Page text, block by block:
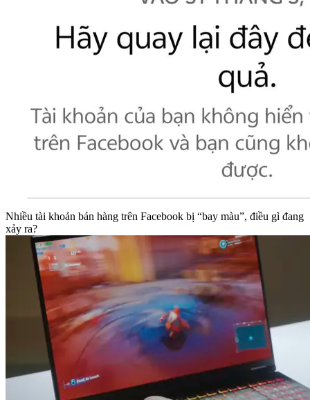
Nhiều tài khoản bán hàng trên Facebook bị “bay màu”, điều gì đang
xảy ra?